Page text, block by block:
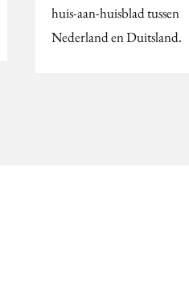
huis-aan-huisblad tussen
Nederland en Duitsland.